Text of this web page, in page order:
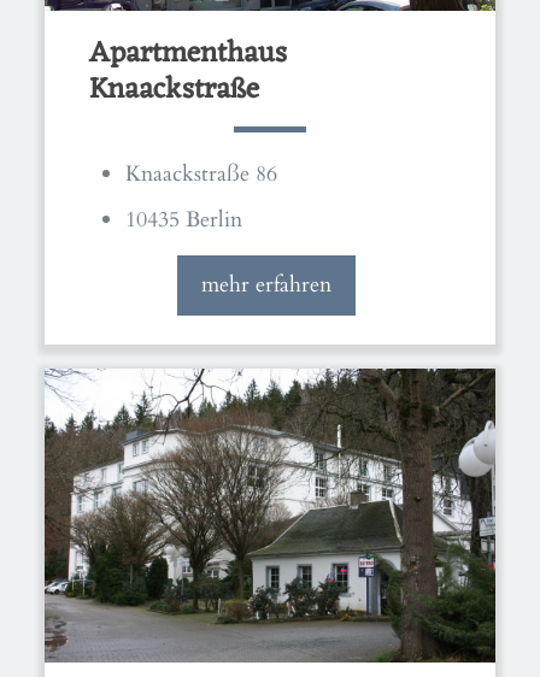
Apartmenthaus
Knaackstraße
Knaackstraße 86
10435 Berlin
mehr erfahren